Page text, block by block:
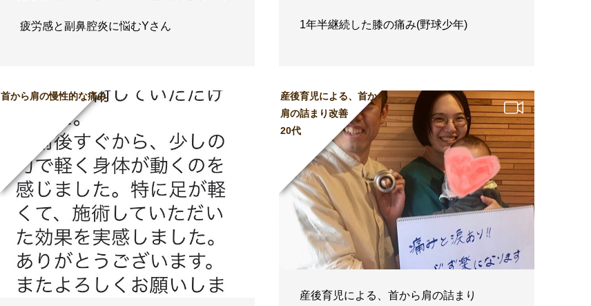
疲労感と副鼻腔炎に悩むYさん 1年半継続した膝の痛み(野球少年)
首から肩の慢性的な痛み
産後育児による、首から
肩の詰まり改善
20代
産後育児による、首から肩の詰まり